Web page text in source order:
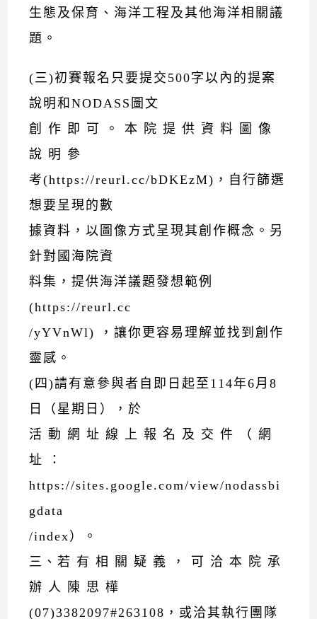
生態及保育、海洋工程及其他海洋相關議
題。
(三)初賽報名只要提交500字以內的提案
說明和NODASS圖文
創 作 即 可 。 本 院 提 供 資 料 圖 像
說 明 參
考(https://reurl.cc/bDKEzM)，自行篩選
想要呈現的數
據資料，以圖像方式呈現其創作概念。另
針對國海院資
料集，提供海洋議題發想範例
(https://reurl.cc
/yYVnWl) ，讓你更容易理解並找到創作
靈感。
(四)請有意參與者自即日起至114年6月8
日（星期日），於
活 動 網 址 線 上 報 名 及 交 件 （ 網
址 ：
https://sites.google.com/view/nodassbi
gdata
/index）。
三、若 有 相 關 疑 義 ， 可 洽 本 院 承
辦 人 陳 思 樺
(07)3382097#263108，或洽其執行團隊